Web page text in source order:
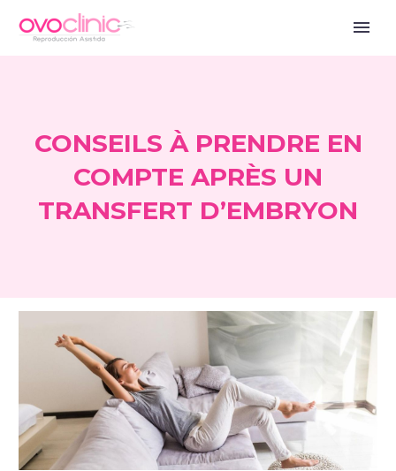
CONSEILS À PRENDRE EN
COMPTE APRÈS UN
TRANSFERT D’EMBRYON